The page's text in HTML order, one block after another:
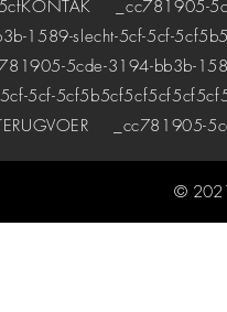
KONTAK _cc781905-
1589-slecht-5cf-5cf-
5cde-3194-bb3b-
5cf-5cf-
_cc781905-
©